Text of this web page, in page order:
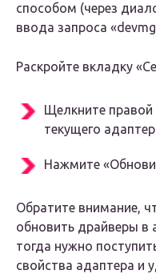
способом (через
ввода запроса
Раскройте вкладку
Щелкните
текущего
Нажмите
Обратите внимание,
обновить драйверы в
тогда нужно
свойства адаптера и